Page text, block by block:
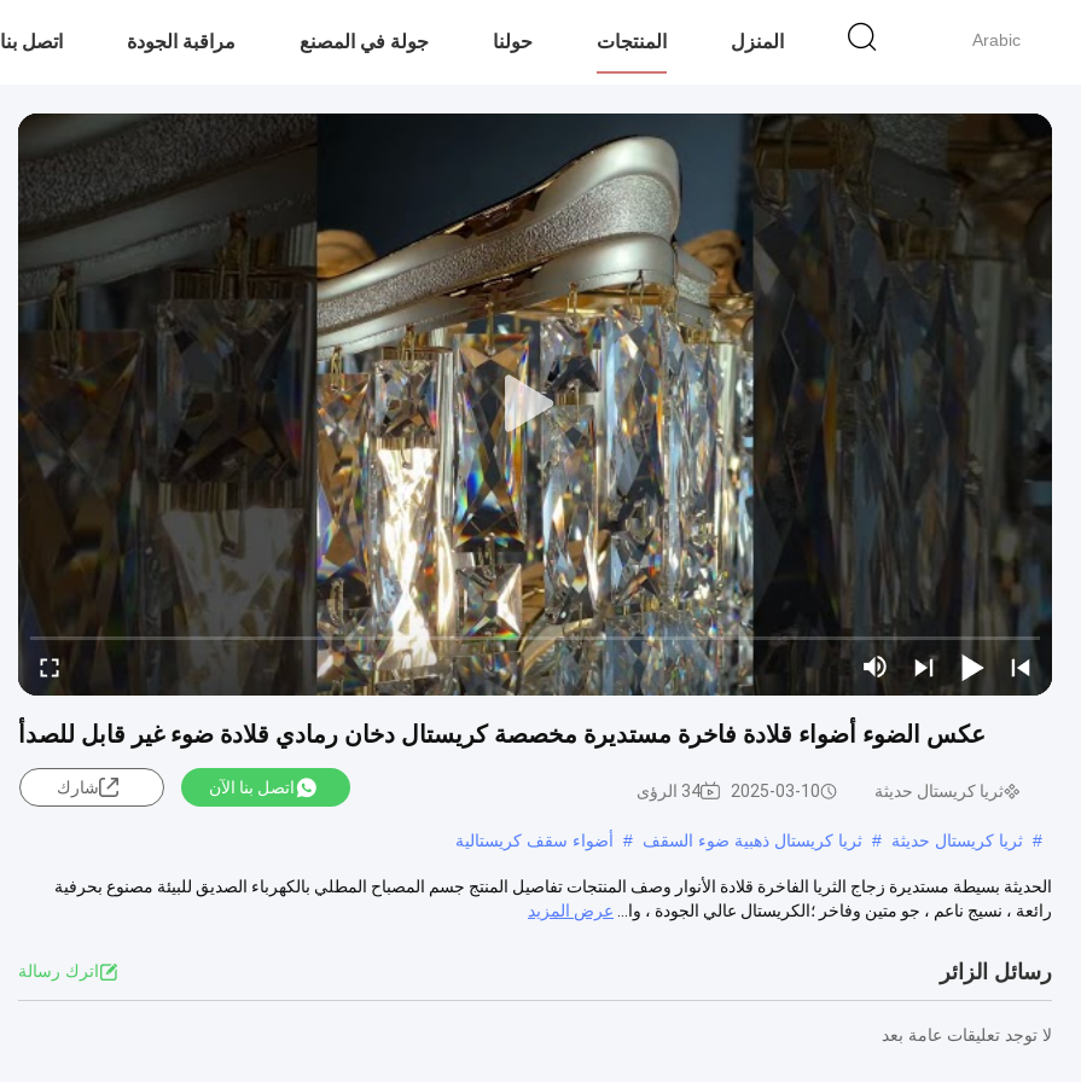
Arabic المنزل المنتجات حولنا جولة في المصنع مراقبة الجودة اتصل بنا
عكس الضوء أضواء قلادة فاخرة مستديرة مخصصة كريستال دخان رمادي قلادة ضوء غير قابل للصدأ
ثريا كريستال حديثة 2025-03-10 34 الرؤى اتصل بنا الآن شارك
# ثريا كريستال حديثة # ثريا كريستال ذهبية ضوء السقف # أضواء سقف كريستالية
الحديثة بسيطة مستديرة زجاج الثريا الفاخرة قلادة الأنوار وصف المنتجات تفاصيل المنتج جسم المصباح المطلي بالكهرباء الصديق للبيئة مصنوع بحرفية
رائعة ، نسيج ناعم ، جو متين وفاخر ؛الكريستال عالي الجودة ، وا...
عرض المزيد
رسائل الزائر اترك رسالة
لا توجد تعليقات عامة بعد